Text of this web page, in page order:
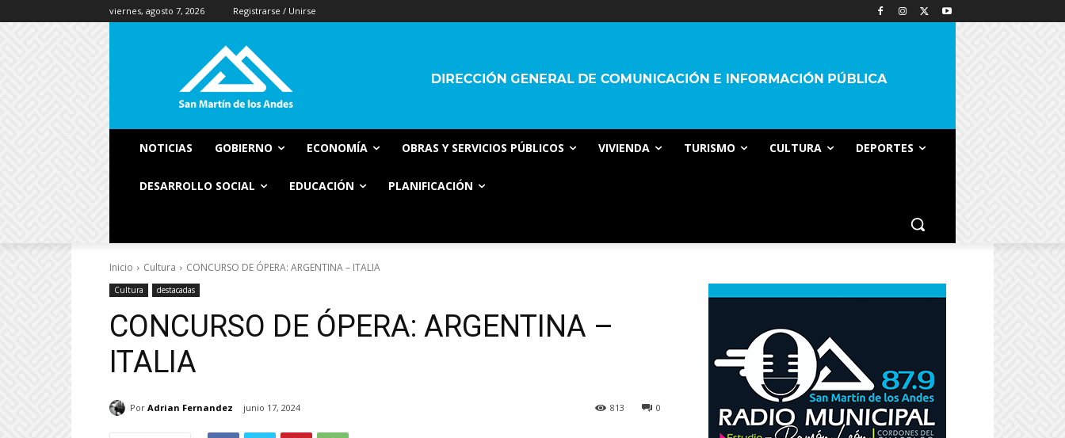
viernes, agosto 7, 2026 Registrarse / Unirse
NOTICIAS GOBIERNO ECONOMÍA OBRAS Y SERVICIOS PÚBLICOS VIVIENDA TURISMO CULTURA DEPORTES
DESARROLLO SOCIAL EDUCACIÓN PLANIFICACIÓN
Inicio Cultura CONCURSO DE ÓPERA: ARGENTINA – ITALIA
Cultura destacadas
CONCURSO DE ÓPERA: ARGENTINA –
ITALIA
Por Adrian Fernandez junio 17, 2024 0
813